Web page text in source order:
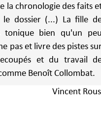
la chronologie des faits
dossier (...) La fille
tonique bien qu'un
pas et livre des pistes
et du travail
Benoît Collombat.
Vincent